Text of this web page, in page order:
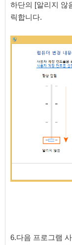
하단의 [알리지 않
릭합니다.
6.다음 프로그램